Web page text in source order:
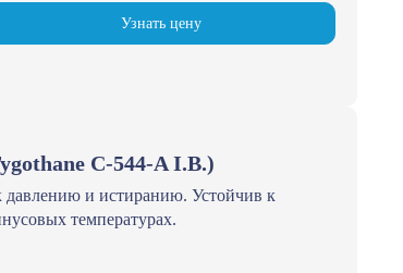
Узнать цену
С-544-A I.B.)
и истиранию. Устойчив к
температурах.